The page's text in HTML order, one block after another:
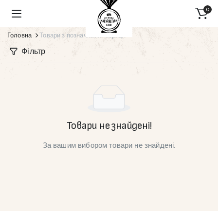
0
Головна Товари з позначками “кориця”
Фільтр
Товари не знайдені!
За вашим вибором товари не знайдені.